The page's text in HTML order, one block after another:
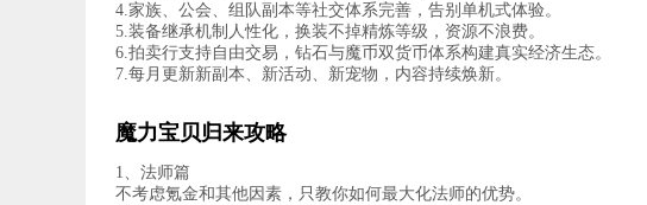
4.家族、公会、组队副本等社交体系完善，告别单机式体验。
5.装备继承机制人性化，换装不掉精炼等级，资源不浪费。
6.拍卖行支持自由交易，钻石与魔币双货币体系构建真实经济生态。
7.每月更新新副本、新活动、新宠物，内容持续焕新。
魔力宝贝归来攻略
1、法师篇
不考虑氪金和其他因素，只教你如何最大化法师的优势。